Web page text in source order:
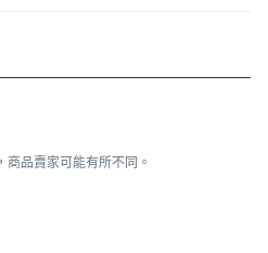
品賣家可能有所不同。